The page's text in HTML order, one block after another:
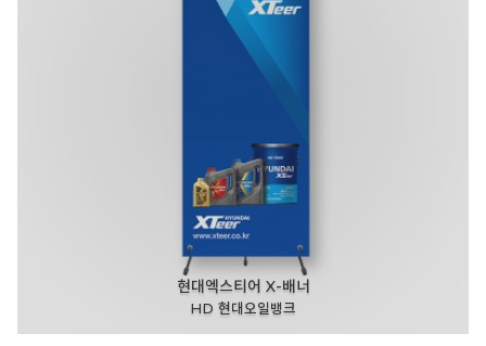
현대엑스티어 X-배너
HD 현대오일뱅크